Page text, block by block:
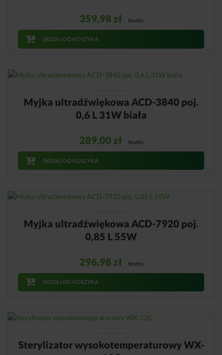
359,98 zł brutto
DODAJ DO KOSZYKA
Myjka ultradźwiękowa ACD-3840 poj.
0,6 L 31W biała
289,00 zł brutto
DODAJ DO KOSZYKA
Myjka ultradźwiękowa ACD-7920 poj.
0,85 L 55W
296,98 zł brutto
DODAJ DO KOSZYKA
Sterylizator wysokotemperaturowy WX-